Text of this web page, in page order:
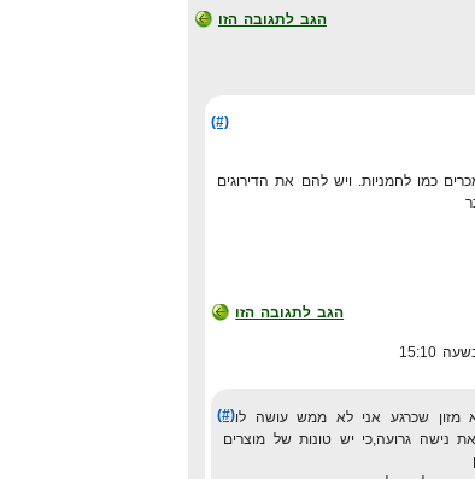
הגב לתגובה הזו
(#)
כמו לחמניות. ויש להם את הדירוגים
הגב לתגובה הזו
(#)מזון שכרגע אני לא ממש עושה לו
נישה גרועה,כי יש טונות של מוצרים